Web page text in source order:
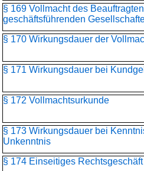
§ 169 Vollmacht des
geschäftsführenden
§ 170 Wirkungsdauer der
§ 171 Wirkungsdauer bei
§ 172 Vollmachtsurkunde
§ 173 Wirkungsdauer bei
Unkenntnis
§ 174 Einseitiges